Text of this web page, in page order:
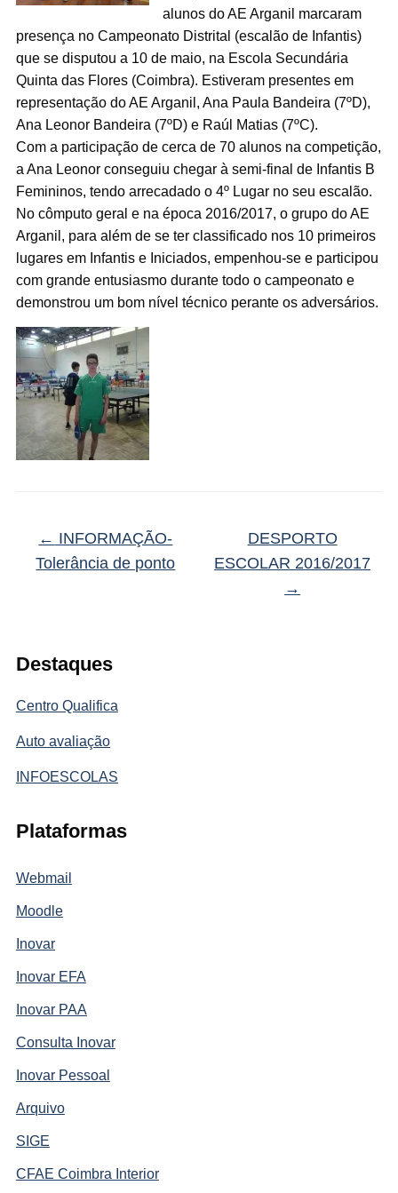
Destaques
Centro Qualifica
Auto avaliação
INFOESCOLAS
Plataformas
Webmail
Moodle
Inovar
Inovar EFA
Inovar PAA
Consulta Inovar
Inovar Pessoal
Arquivo
SIGE
CFAE Coimbra Interior
alunos do AE Arganil marcaram
presença no Campeonato Distrital (escalão de Infantis)
que se disputou a 10 de maio, na Escola Secundária
Quinta das Flores (Coimbra). Estiveram presentes em
representação do AE Arganil, Ana Paula Bandeira (7ºD),
Ana Leonor Bandeira (7ºD) e Raúl Matias (7ºC).
Com a participação de cerca de 70 alunos na competição,
a Ana Leonor conseguiu chegar à semi-final de Infantis B
Femininos, tendo arrecadado o 4º Lugar no seu escalão.
No cômputo geral e na época 2016/2017, o grupo do AE
Arganil, para além de se ter classificado nos 10 primeiros
lugares em Infantis e Iniciados, empenhou-se e participou
com grande entusiasmo durante todo o campeonato e
demonstrou um bom nível técnico perante os adversários.
← INFORMAÇÃO-
Tolerância de ponto
DESPORTO
ESCOLAR 2016/2017
→